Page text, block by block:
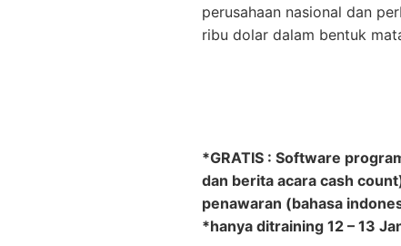
perusahaan nasional dan
ribu dolar dalam bentuk
*GRATIS : Software
dan berita acara cash
penawaran (bahasa
*hanya ditraining 12 – 13